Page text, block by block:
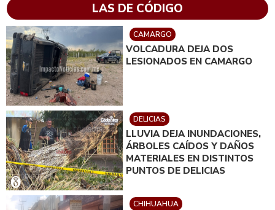
LAS DE CÓDIGO
CAMARGO
VOLCADURA DEJA DOS
LESIONADOS EN CAMARGO
DELICIAS
LLUVIA DEJA INUNDACIONES,
ÁRBOLES CAÍDOS Y DAÑOS
MATERIALES EN DISTINTOS
PUNTOS DE DELICIAS
CHIHUAHUA